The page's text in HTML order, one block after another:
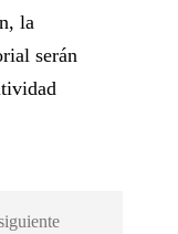
la
serán